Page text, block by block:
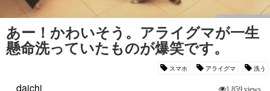
あー！かわいそう。アライグマが一生
懸命洗っていたものが爆笑です。
スマホ アライグマ 洗う
daichi 1,859 views